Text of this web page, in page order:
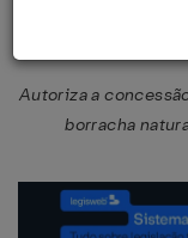
Autoriza a
borracha